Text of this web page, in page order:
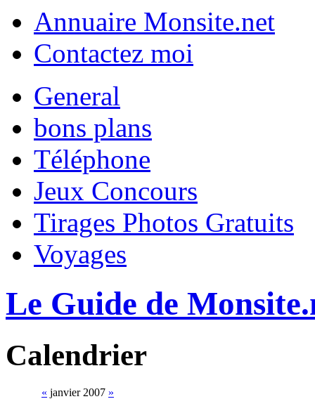
Annuaire Monsite.net
Contactez moi
General
bons plans
Téléphone
Jeux Concours
Tirages Photos Gratuits
Voyages
Le Guide de
Calendrier
« janvier 2007 »